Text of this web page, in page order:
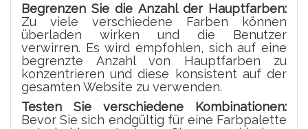
Begrenzen Sie die Anzahl der Hauptfarben:
Zu viele verschiedene Farben können
überladen wirken und die Benutzer
verwirren. Es wird empfohlen, sich auf eine
begrenzte Anzahl von Hauptfarben zu
konzentrieren und diese konsistent auf der
gesamten Website zu verwenden.
Testen Sie verschiedene Kombinationen:
Bevor Sie sich endgültig für eine Farbpalette